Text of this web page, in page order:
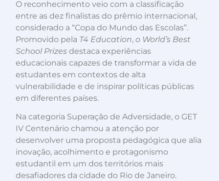
O reconhecimento veio com a classificação
entre as dez finalistas do prêmio internacional,
considerado a “Copa do Mundo das Escolas”.
Promovido pela T4 Education, o World’s Best
School Prizes destaca experiências
educacionais capazes de transformar a vida de
estudantes em contextos de alta
vulnerabilidade e de inspirar políticas públicas
em diferentes países.
Na categoria Superação de Adversidade, o GET
IV Centenário chamou a atenção por
desenvolver uma proposta pedagógica que alia
inovação, acolhimento e protagonismo
estudantil em um dos territórios mais
desafiadores da cidade do Rio de Janeiro.